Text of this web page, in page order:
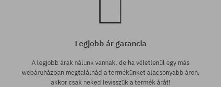
Legjobb ár garancia
A legjobb árak nálunk vannak, de ha véletlenül egy más
webáruházban megtalálnád a termékünket alacsonyabb áron,
akkor csak neked levisszük a termék árát!